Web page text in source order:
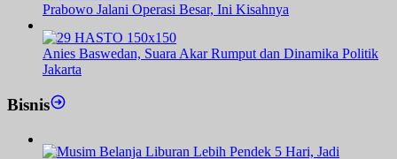
Prabowo Jalani Operasi Besar, Ini Kisahnya
Anies Baswedan, Suara Akar Rumput dan Dinamika Politik
Jakarta
Bisnis